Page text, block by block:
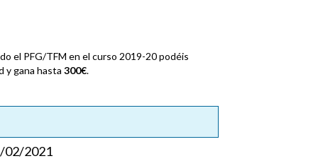
el PFG/TFM en el curso 2019-20 podéis
y gana hasta 300€.
02/2021